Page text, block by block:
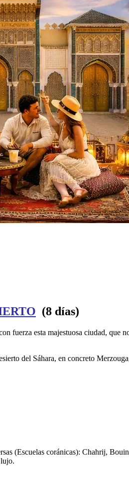
(8 días)
fuerza esta majestuosa ciudad, que
del Sáhara, en concreto
(Escuelas coránicas): Chahrij,